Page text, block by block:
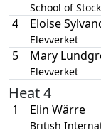
School of
4 Eloise
Elevverket
5 Mary
Elevverket
Heat 4
1
Elin Wärre
British